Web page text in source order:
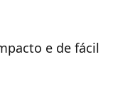
e de fácil